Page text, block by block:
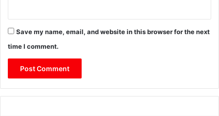
Save my name, email, and website in this browser for the next
time I comment.